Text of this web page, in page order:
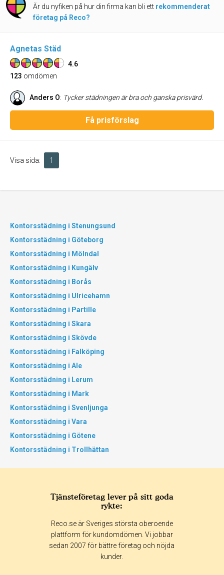
Är du nyfiken på hur din firma kan bli ett rekommenderat
företag på Reco?
Agnetas Städ
4.6
123 omdömen
Anders O: Tycker städningen är bra och ganska prisvärd.
Få prisförslag
Visa sida: 1
Kontorsstädning i Stenungsund
Kontorsstädning i Göteborg
Kontorsstädning i Mölndal
Kontorsstädning i Kungälv
Kontorsstädning i Borås
Kontorsstädning i Ulricehamn
Kontorsstädning i Partille
Kontorsstädning i Skara
Kontorsstädning i Skövde
Kontorsstädning i Falköping
Kontorsstädning i Ale
Kontorsstädning i Lerum
Kontorsstädning i Mark
Kontorsstädning i Svenljunga
Kontorsstädning i Vara
Kontorsstädning i Götene
Kontorsstädning i Trollhättan
Tjänsteföretag lever på sitt goda
rykte:
Reco.se är Sveriges största oberoende
plattform för kundomdömen. Vi jobbar
sedan 2007 för bättre företag och nöjda
kunder.